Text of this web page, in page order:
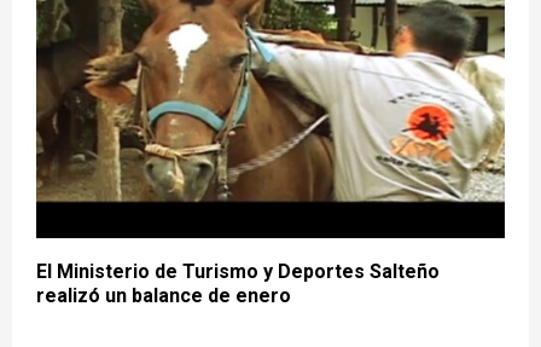
El Ministerio de Turismo y Deportes Salteño
realizó un balance de enero